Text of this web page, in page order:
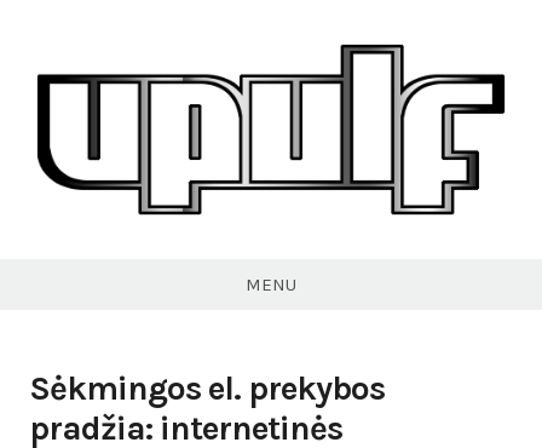
content
MENU
Sėkmingos el. prekybos
pradžia: internetinės